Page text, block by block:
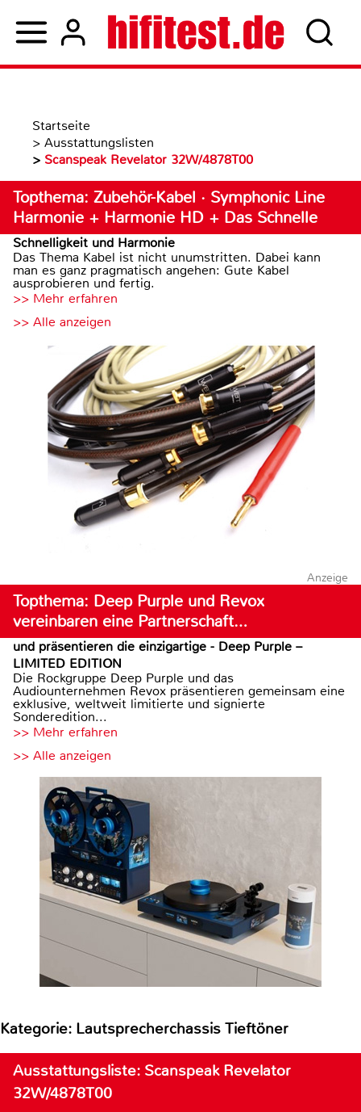
Startseite
> Ausstattungslisten
> Scanspeak Revelator 32W/4878T00
Topthema: Zubehör-Kabel · Symphonic Line
Harmonie + Harmonie HD + Das Schnelle
Schnelligkeit und Harmonie
Das Thema Kabel ist nicht unumstritten. Dabei kann
man es ganz pragmatisch angehen: Gute Kabel
ausprobieren und fertig.
>> Mehr erfahren
>> Alle anzeigen
Anzeige
Topthema: Deep Purple und Revox
vereinbaren eine Partnerschaft…
und präsentieren die einzigartige - Deep Purple –
LIMITED EDITION
Die Rockgruppe Deep Purple und das
Audiounternehmen Revox präsentieren gemeinsam eine
exklusive, weltweit limitierte und signierte
Sonderedition...
>> Mehr erfahren
>> Alle anzeigen
Kategorie: Lautsprecherchassis Tieftöner
Ausstattungsliste: Scanspeak Revelator
32W/4878T00